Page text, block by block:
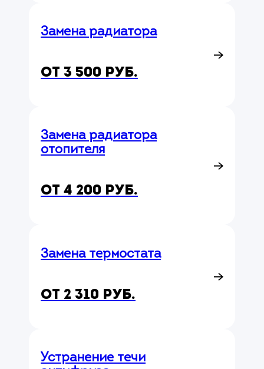
Замена радиатора
от 3 500 руб.
Замена радиатора
отопителя
от 4 200 руб.
Замена термостата
от 2 310 руб.
Устранение течи